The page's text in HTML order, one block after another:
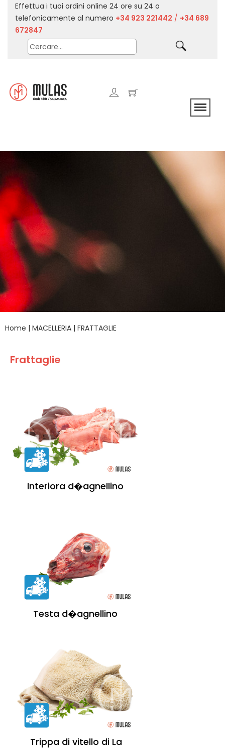
Effettua i tuoi ordini online 24 ore su 24 o
telefonicamente al numero +34 923 221442 / +34 689
672847
Home | MACELLERIA | FRATTAGLIE
Frattaglie
Interiora d�agnellino
Testa d�agnellino
Trippa di vitello di La